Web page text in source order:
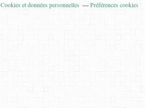
Cookies et données personnelles Préférences cookies